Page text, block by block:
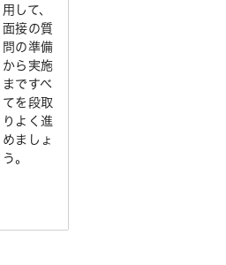
用して、
面接の質
問の準備
から実施
まですべ
てを段取
りよく進
めましょ
う。